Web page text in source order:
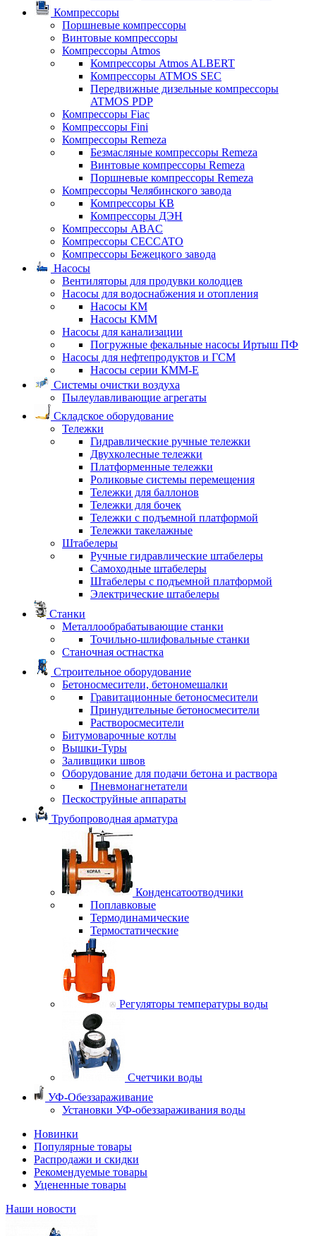
Компрессоры
Поршневые компрессоры
Винтовые компрессоры
Компрессоры Atmos
Компрессоры Atmos ALBERT
Компрессоры ATMOS SEC
Передвижные дизельные компрессоры
ATMOS PDP
Компрессоры Fiac
Компрессоры Fini
Компрессоры Remeza
Безмасляные компрессоры Remeza
Винтовые компрессоры Remeza
Поршневые компрессоры Remeza
Компрессоры Челябинского завода
Компрессоры КВ
Компрессоры ДЭН
Компрессоры ABAC
Компрессоры CECCATO
Компрессоры Бежецкого завода
Насосы
Вентиляторы для продувки колодцев
Насосы для водоснабжения и отопления
Насосы КМ
Насосы КММ
Насосы для канализации
Погружные фекальные насосы Иртыш ПФ
Насосы для нефтепродуктов и ГСМ
Насосы серии КММ-Е
Системы очистки воздуха
Пылеулавливающие агрегаты
Складское оборудование
Тележки
Гидравлические ручные тележки
Двухколесные тележки
Платформенные тележки
Роликовые системы перемещения
Тележки для баллонов
Тележки для бочек
Тележки с подъемной платформой
Тележки такелажные
Штабелеры
Ручные гидравлические штабелеры
Самоходные штабелеры
Штабелеры с подъемной платформой
Электрические штабелеры
Станки
Металлообрабатывающие станки
Точильно-шлифовальные станки
Станочная остнастка
Строительное оборудование
Бетоносмесители, бетономешалки
Гравитационные бетоносмесители
Принудительные бетоносмесители
Растворосмесители
Битумоварочные котлы
Вышки-Туры
Заливщики швов
Оборудование для подачи бетона и раствора
Пневмонагнетатели
Пескоструйные аппараты
Трубопроводная арматура
Конденсатоотводчики
Поплавковые
Термодинамические
Термостатические
Регуляторы температуры воды
Счетчики воды
УФ-Обеззараживание
Установки УФ-обеззараживания воды
Новинки
Популярные товары
Распродажи и скидки
Рекомендуемые товары
Уцененные товары
Наши новости